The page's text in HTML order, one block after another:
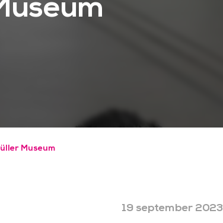
Museum
19 september 2023